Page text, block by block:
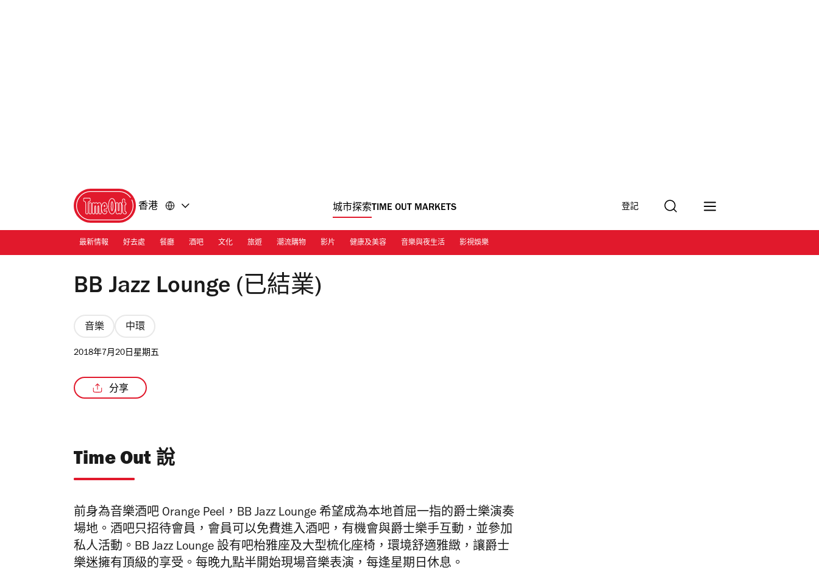
香港 城市探索TIME OUT MARKETS 登記
最新情報 好去處 餐廳 酒吧 文化 旅遊 潮流購物 影片 健康及美容 音樂與夜生活 影視娛樂
BB Jazz Lounge (已結業)
音樂 中環
2018年7月20日星期五
分享
Time Out 說
前身為音樂酒吧 Orange Peel，BB Jazz Lounge 希望成為本地首屈一指的爵士樂演奏
場地。酒吧只招待會員，會員可以免費進入酒吧，有機會與爵士樂手互動，並參加
私人活動。BB Jazz Lounge 設有吧枱雅座及大型梳化座椅，環境舒適雅緻，讓爵士
樂迷擁有頂級的享受。每晚九點半開始現場音樂表演，每逢星期日休息。